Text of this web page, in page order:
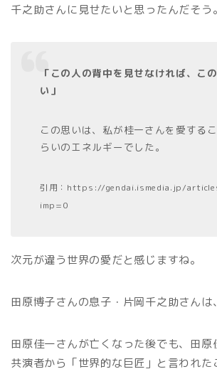
千之助さんに見せたいと思ったんだそう。
「この人の背中を見せなければ、こ
い」
この思いは、私が桂一さんを愛する
らいのエネルギーでした。
引用：https://gendai.ismedia.jp/
imp=0
次元が違う世界の愛だと感じますね。
田原博子さんの息子・片岡千之助さんは、
田原佳一さんが亡くなった後でも、田原
共演者から「世界的な巨匠」と言われた